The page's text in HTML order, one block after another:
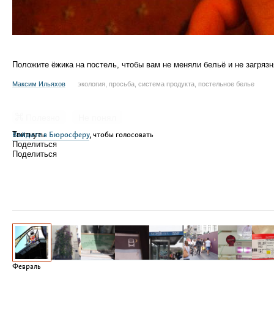
Положите ёжика на постель, чтобы вам не меняли бельё и не
Максим Ильяхов экология, просьба, система продукта, постельное белье
Войдите в Бюросферу, чтобы голосовать
Твитнуть
Поделиться
Поделиться
Февраль